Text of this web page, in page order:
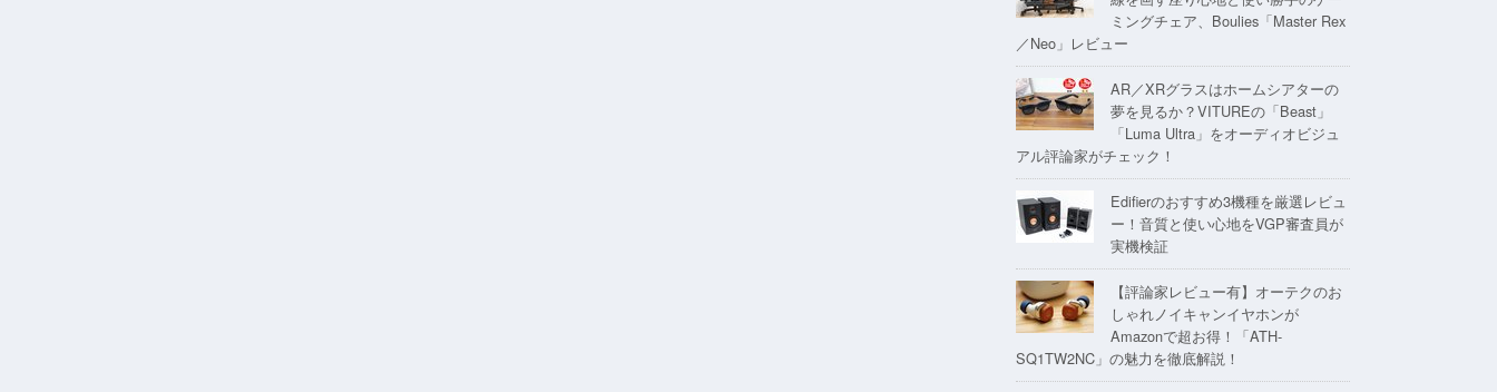
ミングチェア、Boulies「Master Rex
／Neo」レビュー
AR／XRグラスはホームシアターの
夢を見るか？VITUREの「Beast」
「Luma Ultra」をオーディオビジュ
アル評論家がチェック！
Edifierのおすすめ3機種を厳選レビュ
ー！音質と使い心地をVGP審査員が
実機検証
【評論家レビュー有】オーテクのお
しゃれノイキャンイヤホンが
Amazonで超お得！「ATH-
SQ1TW2NC」の魅力を徹底解説！